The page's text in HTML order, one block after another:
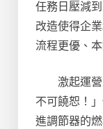
任務日壓減
改造使得企
流程更優、
激起運
不可饒恕！
進調節器的